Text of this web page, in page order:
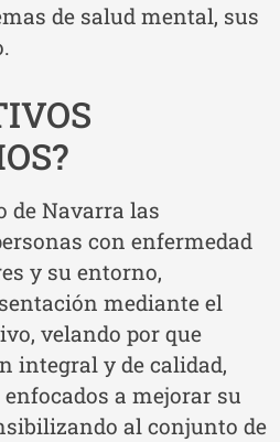
de salud mental, sus
de Navarra las
con enfermedad
y su entorno,
mediante el
velando por que
integral y de calidad,
a mejorar su
al conjunto de